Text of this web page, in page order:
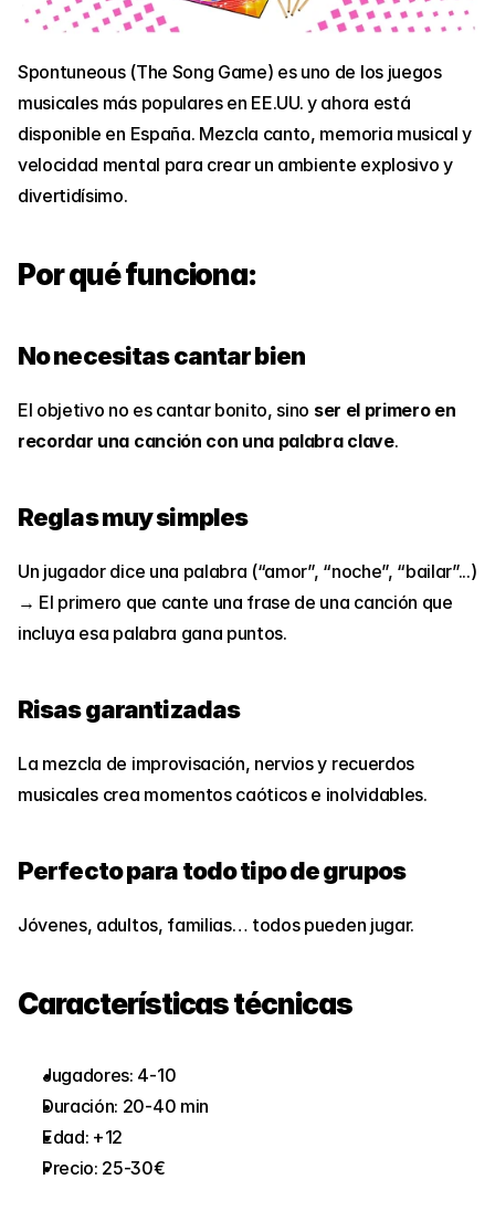
Spontuneous (The Song Game) es uno de los juegos
musicales más populares en EE.UU. y ahora está
disponible en España. Mezcla canto, memoria musical y
velocidad mental para crear un ambiente explosivo y
divertidísimo.
Por qué funciona:
No necesitas cantar bien
El objetivo no es cantar bonito, sino ser el primero en
recordar una canción con una palabra clave.
Reglas muy simples
Un jugador dice una palabra (“amor”, “noche”, “bailar”...)
→ El primero que cante una frase de una canción que
incluya esa palabra gana puntos.
Risas garantizadas
La mezcla de improvisación, nervios y recuerdos
musicales crea momentos caóticos e inolvidables.
Perfecto para todo tipo de grupos
Jóvenes, adultos, familias… todos pueden jugar.
Características técnicas
Jugadores: 4-10
Duración: 20-40 min
Edad: +12
Precio: 25-30€